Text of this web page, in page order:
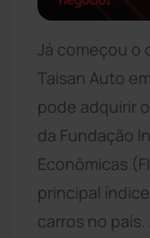
Já começou o
Taisan Auto
pode adquirir
da Fundação
Econômicas
principal
carros no